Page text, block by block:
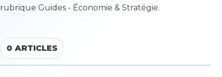
rubrique Guides - Économie & Stratégie.
0 ARTICLES